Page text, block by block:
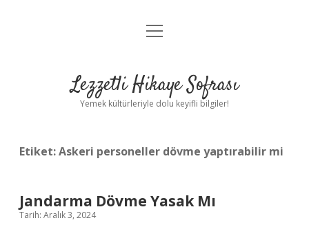
Anasayfa
Yasal Uyarı
menüyü
Lezzetli Hikaye Sofrası
Yemek kültürleriyle dolu keyifli bilgiler!
Etiket:Askeri personeller dövme yaptırabilir mi
Jandarma Dövme Yasak Mı
Tarih: Aralık 3, 2024